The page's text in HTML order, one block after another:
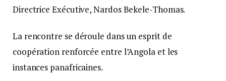
Directrice Exécutive, Nardos Bekele-Thomas.
La rencontre se déroule dans un esprit de
coopération renforcée entre l’Angola et les
instances panafricaines.